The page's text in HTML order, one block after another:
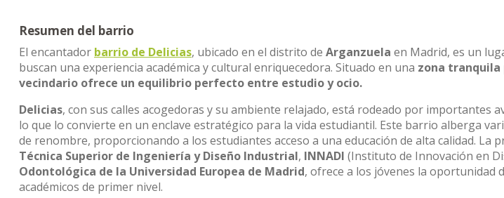
Resumen del barrio
El encantador barrio de Delicias, ubicado en el distrito de Arganzuela en Madrid, es un
buscan una experiencia académica y cultural enriquecedora. Situado en una zona tranquila
vecindario ofrece un equilibrio perfecto entre estudio y ocio.
Delicias, con sus calles acogedoras y su ambiente relajado, está rodeado por importantes
lo que lo convierte en un enclave estratégico para la vida estudiantil. Este barrio alberga
de renombre, proporcionando a los estudiantes acceso a una educación de alta calidad. La
Técnica Superior de Ingeniería y Diseño Industrial, INNADI (Instituto de Innovación en
Odontológica de la Universidad Europea de Madrid, ofrece a los jóvenes la oportunidad
académicos de primer nivel.